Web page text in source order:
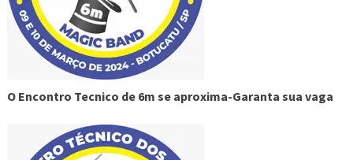
O Encontro Tecnico de 6m se aproxima-Garanta sua vaga